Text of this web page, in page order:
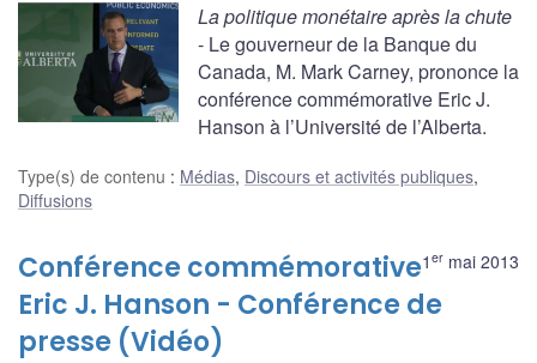
La politique monétaire après la chute
- Le gouverneur de la Banque du
Canada, M. Mark Carney, prononce la
conférence commémorative Eric J.
Hanson à l’Université de l’Alberta.
Type(s) de contenu : Médias, Discours et activités publiques,
Diffusions
1 er mai 2013
Conférence commémorative
Eric J. Hanson - Conférence de
presse (Vidéo)